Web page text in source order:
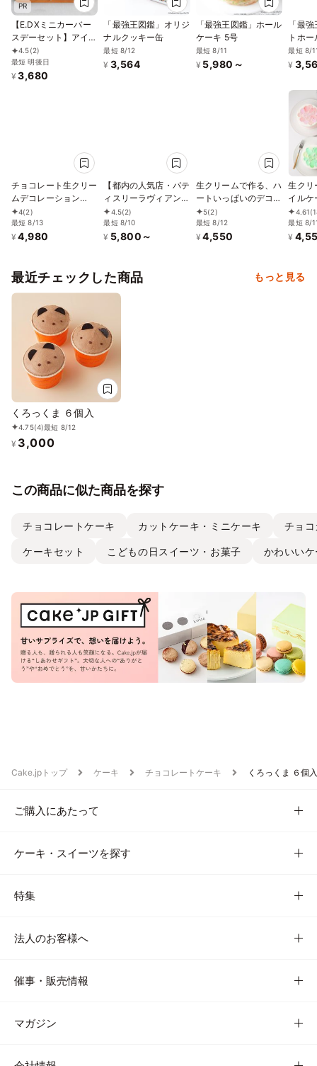
PR
【E.DXミニカーバー
スデーセット】アイシ
ングクッキー クッキ
ー 救急車 消防車 パト
カー 車 プチギフト ケ
4.5(2)
最短 明後日
¥ 3,680
「最強王図鑑」オリジ
ナルクッキー缶
最短 8/12
¥ 3,564
「最強王図鑑」ホール
ケーキ 5号
最短 8/11
¥ 5,980～
「最
トホ
最短 8/
¥
チョコレート生クリー
ムデコレーション
15cmサッカーボール
型チョコレート
4(2)
最短 8/13
¥ 4,980
【都内の人気店・パテ
ィスリーラヴィアンレ
ーヴ】子供の日チョコ
レートケーキ4号
4.5(2)
最短 8/10
¥ 5,800～
生クリームで作る、ハ
ートいっぱいのデコレ
ーション 4号 12cm
5(2)
最短 8/12
¥ 4,550
生クリ
イルケ
サンド
4.61
最短 8/
¥
最近チェックした商品 もっと見る
くろっくま ６個入
4.75(4)最短 8/12
¥ 3,000
この商品に似た商品を探す
チョコレートケーキ カットケーキ・ミニケーキ チョ
ケーキセット こどもの日スイーツ・お菓子 かわいい
Cake.jpトップ ケーキ チョコレートケーキ くろっくま ６個入
ご購入にあたって
ケーキ・スイーツを探す
特集
法人のお客様へ
催事・販売情報
マガジン